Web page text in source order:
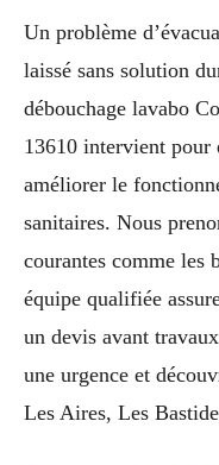
Un problème
laissé sans solution
débouchage lavabo
13610 intervient pour
améliorer le
sanitaires. Nous
courantes comme les
équipe qualifiée
un devis avant
une urgence et
Les Aires, Les